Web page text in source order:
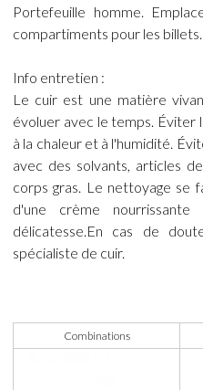
Portefeuille homme.
compartiments pour les billets.
Info entretien :
Le cuir est une matière
évoluer avec le temps. Éviter
à la chaleur et à l'humidité.
avec des solvants, articles
corps gras. Le nettoyage se
d'une crème
délicatesse.En cas de
spécialiste de cuir.
Combinations